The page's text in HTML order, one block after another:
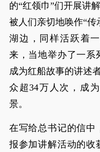
的“红领巾”们开展讲
被人们亲切地唤作“
湖边，同样活跃着
来，当地举办了一系
成为红船故事的讲述
众超34万人次，成
景。
在写给总书记的信中
报参加讲解活动的收